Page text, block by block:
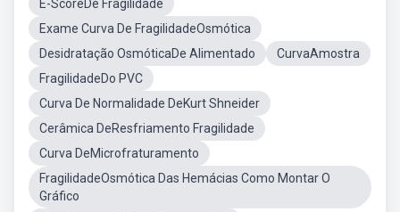
E-ScoreDe Fragilidade
Exame Curva De FragilidadeOsmótica
Desidratação OsmóticaDe Alimentado
CurvaAmostra
FragilidadeDo PVC
Curva De Normalidade DeKurt Shneider
Cerâmica DeResfriamento Fragilidade
Curva DeMicrofraturamento
FragilidadeOsmótica Das Hemácias Como Montar O
Gráfico